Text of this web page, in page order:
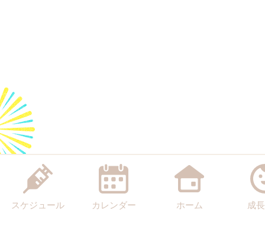
スケジュール カレンダー ホーム 成